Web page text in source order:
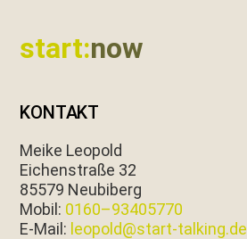
start:now
KONTAKT
Meike Leopold
Eichen­straße 32
85579 Neubiberg
Mobil: 0160–93405770
E‑Mail: leopold@start-talking.de